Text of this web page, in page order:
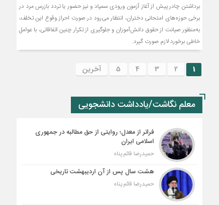
برداشتن چادر پیش از آغاز آزمون ورودی سمپاد و نیز حضور یا تردد بازرس مرد در
برخی حوزه‌های امتحانی دختران، انتظار می‌رود در صورت احراز وقوع این تخلف،
به‌منظور صیانت از حقوق دانش‌آموزان و جلوگیری از تکرار چنین اتفاقاتی، با عوامل
خاطی برخورد لازم صورت گیرد.
1
2
3
4
5 آخرین
معلم نگاشت/یادداشت دانشجویی
فراتر از معدل؛ روایتی از حق مطالبه در جمهوری
اسلامی ایران
حمیدرضا قائم پناه
هشت سال پس از آن اردیبهشت تاریخی
حمیدرضا قائم پناه